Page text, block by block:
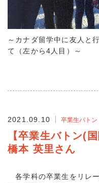
～カナダ留学中に友人と
て（左から4人目）～
2021.09.10 卒業生バトン
【卒業生バトン(
橋本 英里さん
各学科の卒業生をリレ